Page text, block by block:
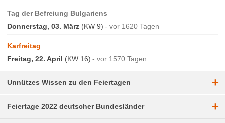
Tag der Befreiung Bulgariens
Donnerstag, 03. März (KW 9) vor 1620 Tagen
Karfreitag
Freitag, 22. April (KW 16) vor 1570 Tagen
Unnützes Wissen zu den Feiertagen +
Feiertage 2022 deutscher Bundesländer +